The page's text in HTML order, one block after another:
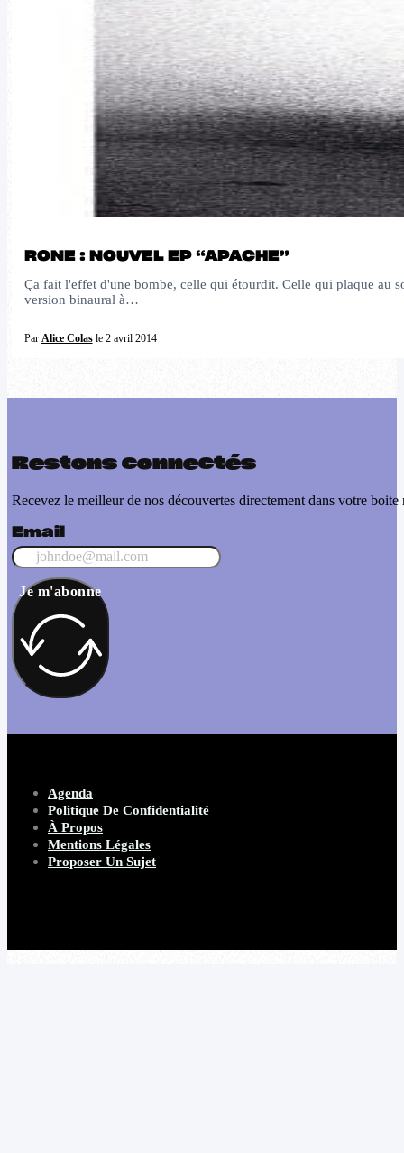
RONE : NOUVEL EP “APACHE”
Ça fait l'effet d'une bombe, celle qui étourdit. Celle qui plaque au
version binaural à…
Par Alice Colasle 2 avril 2014
Restons connectés
Recevez le meilleur de nos découvertes directement dans votre boite
Email
Je m'abonne
Agenda
Politique De Confidentialité
À Propos
Mentions Légales
Proposer Un Sujet